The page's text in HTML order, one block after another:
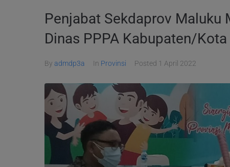
Penjabat Sekdaprov Maluku
Dinas PPPA Kabupaten/
By admdp3a In Provinsi Posted 1 April 2022